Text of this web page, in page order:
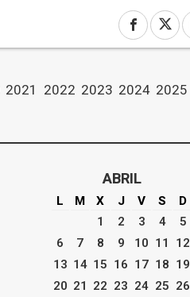
2021 2022 2023 2024 2025
ABRIL
L M X J V S
D
1
2 3 4
5
6
7 8 9 10 11 12
13 14 15 16 17 18 19
20 21 22 23 24 25 26